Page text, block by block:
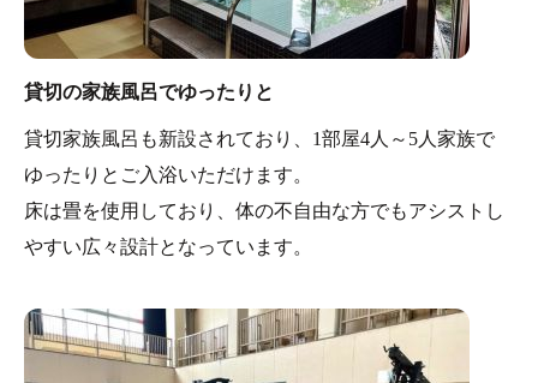
貸切の家族風呂でゆったりと
貸切家族風呂も新設されており、1部屋4人～5人家族で
ゆったりとご入浴いただけます。
床は畳を使用しており、体の不自由な方でもアシストし
やすい広々設計となっています。